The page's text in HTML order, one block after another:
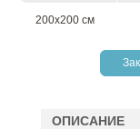
200х200 см
ОПИСАНИЕ